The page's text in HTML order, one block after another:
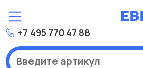
+7 495 770 47 88